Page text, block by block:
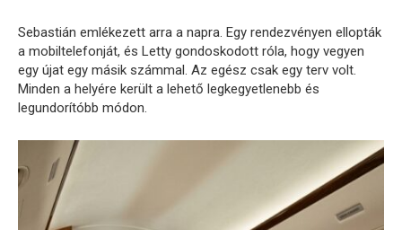
Sebastián emlékezett arra a napra. Egy rendezvényen ellopták
a mobiltelefonját, és Letty gondoskodott róla, hogy vegyen
egy újat egy másik számmal. Az egész csak egy terv volt.
Minden a helyére került a lehető legkegyetlenebb és
legundorítóbb módon.